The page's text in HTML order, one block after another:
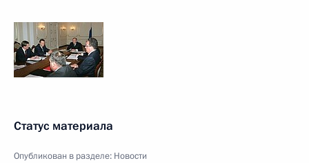
Статус материала
Опубликован в разделе: Новости